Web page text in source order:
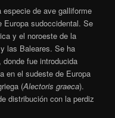
especie de ave galliforme
Europa sudoccidental. Se
y el noroeste de la
las Baleares. Se ha
donde fue introducida
en el sudeste de Europa
(Alectoris graeca).
distribución con la perdiz